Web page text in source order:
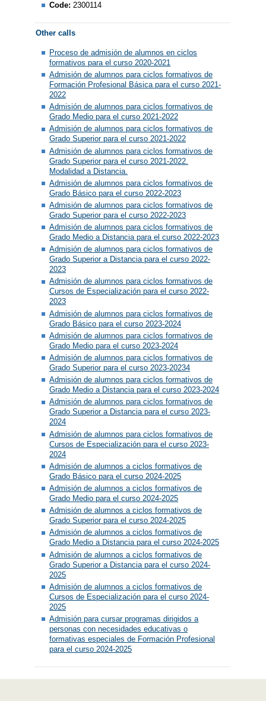
Code:2300114
Other calls
Proceso de admisión de alumnos en ciclos
formativos para el curso 2020-2021
Admisión de alumnos para ciclos formativos de
Formación Profesional Básica para el curso 2021-
2022
Admisión de alumnos para ciclos formativos de
Grado Medio para el curso 2021-2022
Admisión de alumnos para ciclos formativos de
Grado Superior para el curso 2021-2022
Admisión de alumnos para ciclos formativos de
Grado Superior para el curso 2021-2022.
Modalidad a Distancia.
Admisión de alumnos para ciclos formativos de
Grado Básico para el curso 2022-2023
Admisión de alumnos para ciclos formativos de
Grado Superior para el curso 2022-2023
Admisión de alumnos para ciclos formativos de
Grado Medio a Distancia para el curso 2022-2023
Admisión de alumnos para ciclos formativos de
Grado Superior a Distancia para el curso 2022-
2023
Admisión de alumnos para ciclos formativos de
Cursos de Especialización para el curso 2022-
2023
Admisión de alumnos para ciclos formativos de
Grado Básico para el curso 2023-2024
Admisión de alumnos para ciclos formativos de
Grado Medio para el curso 2023-2024
Admisión de alumnos para ciclos formativos de
Grado Superior para el curso 2023-20234
Admisión de alumnos para ciclos formativos de
Grado Medio a Distancia para el curso 2023-2024
Admisión de alumnos para ciclos formativos de
Grado Superior a Distancia para el curso 2023-
2024
Admisión de alumnos para ciclos formativos de
Cursos de Especialización para el curso 2023-
2024
Admisión de alumnos a ciclos formativos de
Grado Básico para el curso 2024-2025
Admisión de alumnos a ciclos formativos de
Grado Medio para el curso 2024-2025
Admisión de alumnos a ciclos formativos de
Grado Superior para el curso 2024-2025
Admisión de alumnos a ciclos formativos de
Grado Medio a Distancia para el curso 2024-2025
Admisión de alumnos a ciclos formativos de
Grado Superior a Distancia para el curso 2024-
2025
Admisión de alumnos a ciclos formativos de
Cursos de Especialización para el curso 2024-
2025
Admisión para cursar programas dirigidos a
personas con necesidades educativas o
formativas especiales de Formación Profesional
para el curso 2024-2025